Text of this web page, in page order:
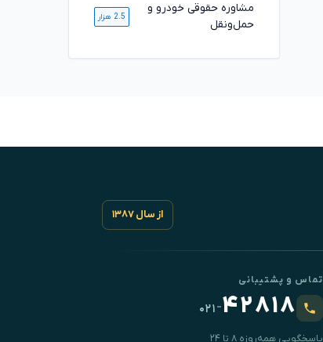
مشاوره حقوقی خودرو و
حمل‌ونقل
2.5 هزار
از سال ۱۳۸۷
تماس و پشتیبانی
۴۲۸۱۸-۰۲۱
پاسخگویی همه‌روزه ۸ تا ۲۴